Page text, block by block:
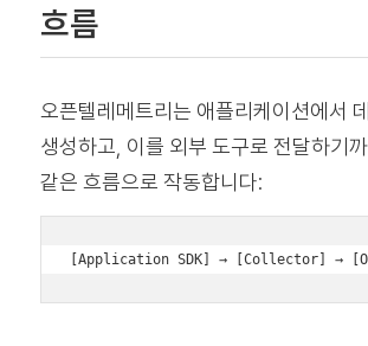
흐름
오픈텔레메트리는 애플리케이션에서
생성하고, 이를 외부 도구로 전달하기
같은 흐름으로 작동합니다: